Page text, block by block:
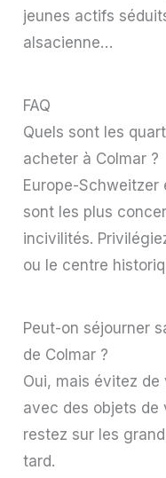
jeunes actifs
alsacienne…
FAQ
Quels sont les
acheter à Colmar ?
Europe-Schweitzer
sont les plus
incivilités.
ou le centre
Peut-on séjourner
de Colmar ?
Oui, mais évitez
avec des objets de
restez sur les
tard.